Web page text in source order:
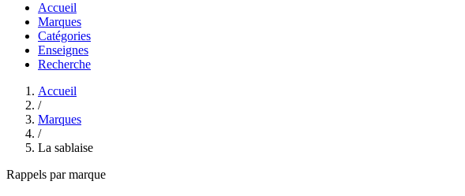
Accueil
Marques
Catégories
Enseignes
Recherche
Accueil
/
Marques
/
La sablaise
Rappels par marque